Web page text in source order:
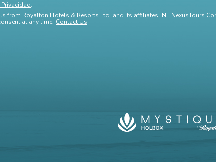
.
from Royalton Hotels & Resorts Ltd. and its affiliates, NT NexusTours
at any time. Contact Us